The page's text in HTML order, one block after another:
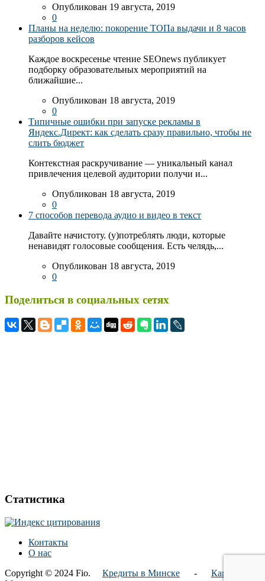
Опубликован 19 августа, 2019
0
Планы на неделю: покорение ТОПа выдачи и 8 часов
разборов кейсов
Каждое воскресенье чтение SEOnews публикует
подборку образовательных мероприятий на
ближайшие...
Опубликован 18 августа, 2019
0
Типичные ошибки при запуске рекламы в
Яндекс.Директ: как сделать сразу правильно, чтобы не
слить бюджет
Контекстная раскручивание — уникальный канал
привлечения целевой аудитории получи и...
Опубликован 18 августа, 2019
0
7 способов перевода аудио и видео в текст
Давайте начистоту. (у)потреблять люди, которые
ненавидят голосовые сообщения. Есть челядь,...
Опубликован 18 августа, 2019
0
Поделиться в социальных сетях
Статистика
Контакты
О нас
Copyright © 2024 Fio. Кредиты в Минске - Карта